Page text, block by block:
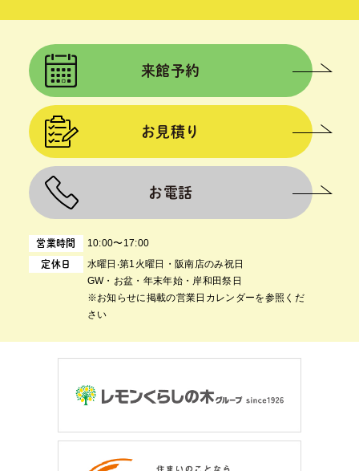
営業時間 10:00〜17:00
定休日
⽔曜⽇‧第1⽕曜⽇・阪南店のみ祝日
GW・お盆・年末年始・岸和田祭日
※お知らせに掲載の営業日カレンダーを参照くだ
さい
来館予約
お見積り
お電話